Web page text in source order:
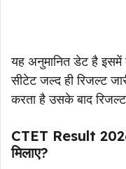
यह अनुमानित डेट है इसमें
सीटेट जल्द ही रिजल्ट
करता है उसके बाद
CTET Result
मिलाए?